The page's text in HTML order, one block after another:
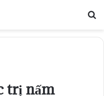
trị nấm